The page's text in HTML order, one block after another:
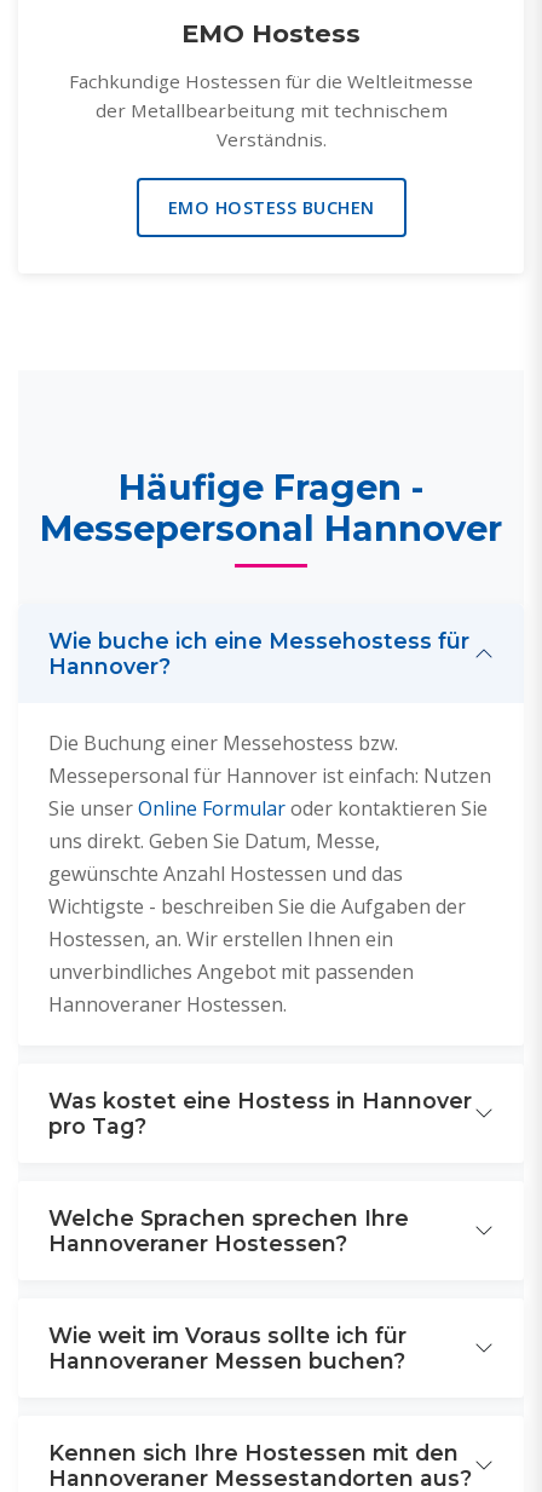
EMO Hostess
Fachkundige Hostessen für die Weltleitmesse
der Metallbearbeitung mit technischem
Verständnis.
EMO HOSTESS BUCHEN
Häufige Fragen -
Messepersonal Hannover
Wie buche ich eine Messehostess für
Hannover?
Die Buchung einer Messehostess bzw.
Messepersonal für Hannover ist einfach: Nutzen
Sie unserOnline Formularoder kontaktieren Sie
uns direkt. Geben Sie Datum, Messe,
gewünschte Anzahl Hostessen und das
Wichtigste - beschreiben Sie die Aufgaben der
Hostessen, an. Wir erstellen Ihnen ein
unverbindliches Angebot mit passenden
Hannoveraner Hostessen.
Was kostet eine Hostess in Hannover
pro Tag?
Welche Sprachen sprechen Ihre
Hannoveraner Hostessen?
Wie weit im Voraus sollte ich für
Hannoveraner Messen buchen?
Kennen sich Ihre Hostessen mit den
Hannoveraner Messestandorten aus?